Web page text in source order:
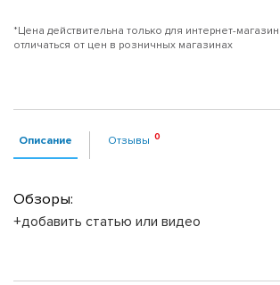
*Цена действительна только для интернет-
отличаться от цен в розничных магазинах
Описание Отзывы
Обзоры:
+добавить статью или видео